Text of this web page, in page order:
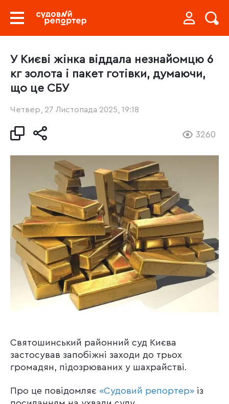
У Києві жінка віддала незнайомцю 6
кг золота і пакет готівки, думаючи,
що це СБУ
Четвер, 27 Листопада 2025, 19:18
3260
Святошинський районний суд Києва
застосував запобіжні заходи до трьох
громадян, підозрюваних у шахрайстві.
Про це повідомляє «Судовий репортер» із